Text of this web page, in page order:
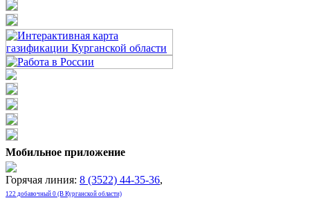
Мобильное приложение
Горячая линия: 8 (3522) 44-35-36,
122 добавочный 0 (В Курганской области)